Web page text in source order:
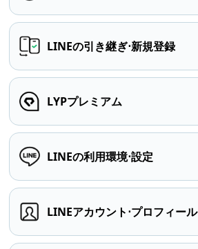
LINEの引き継ぎ⋅新規登録
LYPプレミアム
LINEの利用環境⋅設定
LINEアカウント⋅プロフィール